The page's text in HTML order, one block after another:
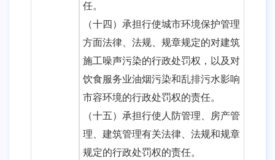
任。
（十四）承担行使城市环境保护管理
方面法律、法规、规章规定的对建筑
施工噪声污染的行政处罚权，以及对
饮食服务业油烟污染和乱排污水影响
市容环境的行政处罚权的责任。
（十五）承担行使人防管理、房产管
理、建筑管理有关法律、法规和规章
规定的行政处罚权的责任。